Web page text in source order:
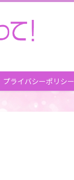
プライバシーポリシー